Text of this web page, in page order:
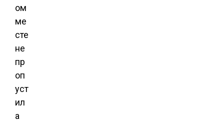
ом
ме
сте
не
пр
оп
уст
ил
а